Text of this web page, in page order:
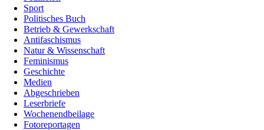
Sport
Politisches Buch
Betrieb & Gewerkschaft
Antifaschismus
Natur & Wissenschaft
Feminismus
Geschichte
Medien
Abgeschrieben
Leserbriefe
Wochenendbeilage
Fotoreportagen